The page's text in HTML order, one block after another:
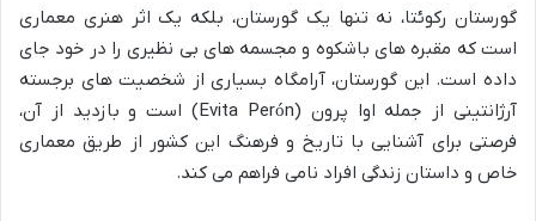
گورستان رکوئتا، نه تنها یک گورستان، بلکه یک اثر هنری معماری
است که مقبره های باشکوه و مجسمه های بی نظیری را در خود جای
داده است. این گورستان، آرامگاه بسیاری از شخصیت های برجسته
آرژانتینی از جمله اوا پرون (Evita Perón) است و بازدید از آن،
فرصتی برای آشنایی با تاریخ و فرهنگ این کشور از طریق معماری
خاص و داستان زندگی افراد نامی فراهم می کند.